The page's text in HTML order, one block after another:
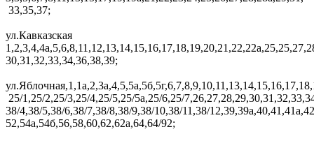
33,35,37;
ул.Кавказская
30,31,32,33,34,36,38,39;
25/1,25/2,25/3,25/4,25/5,25/5а,25/6,25/
38/4,38/5,38/6,38/7,38/8,38/9,38/10,38/11,38/
52,54а,54б,56,58,60,62,62а,64,64/92;